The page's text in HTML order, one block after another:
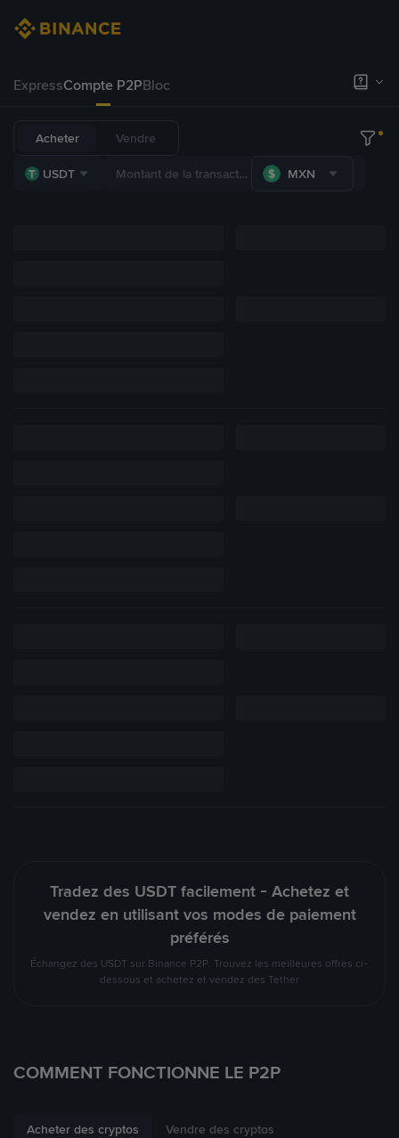
ExpressCompte P2PBloc
Acheter Vendre
USDT MXN
Tradez des USDT facilement - Achetez et
vendez en utilisant vos modes de paiement
préférés
Échangez des USDT sur Binance P2P. Trouvez les meilleures offres ci-
dessous et achetez et vendez des Tether
COMMENT FONCTIONNE LE P2P
Acheter des cryptos Vendre des cryptos